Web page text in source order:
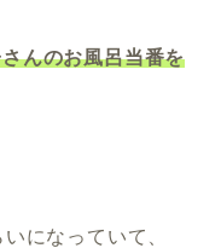
んのお風呂当番を
になっていて、